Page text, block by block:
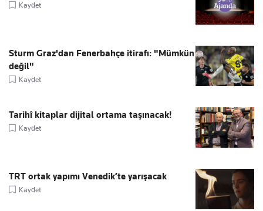
Kaydet
Sturm Graz'dan Fenerbahçe itirafı: "Mümkün
değil"
Kaydet
Tarihî kitaplar dijital ortama taşınacak!
Kaydet
TRT ortak yapımı Venedik’te yarışacak
Kaydet